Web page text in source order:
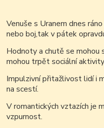
Venuše s Uranem dnes
nebo boj,tak v pátek
Hodnoty a chutě se
mohou trpět sociální
Impulzivní přitažlivost lidí i
na scestí.
V romantických vztazích je
vzpurnost.